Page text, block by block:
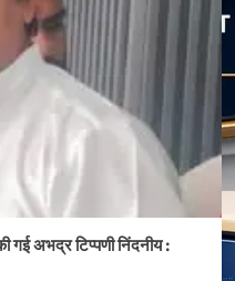
गई अभद्र टिप्पणी निंदनीय :